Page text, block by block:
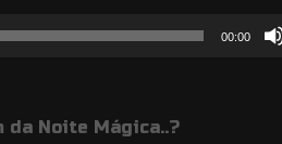
00:00
Noite Mágica..?